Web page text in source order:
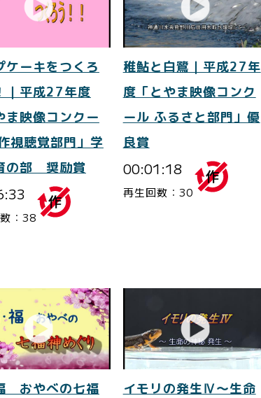
ケーキをつくろ
｜平成27年度
ま映像コンクー
視聴覚部門」学
の部 奨励賞
：38
稚鮎と白鷺｜平成27年
度「とやま映像コンク
ール ふるさと部門」優
良賞
00:01:18
再生回数：30
おやべの七福
イモリの発生Ⅳ～生命